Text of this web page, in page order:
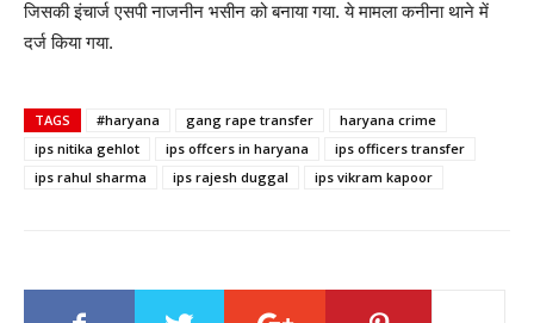
जिसकी इंचार्ज एसपी नाजनीन भसीन को बनाया गया. ये मामला कनीना थाने में
दर्ज किया गया.
TAGS #haryana gang rape transfer
haryana crime
ips nitika gehlot
ips offcers in haryana
ips officers transfer
ips rahul sharma
ips rajesh duggal ips vikram kapoor